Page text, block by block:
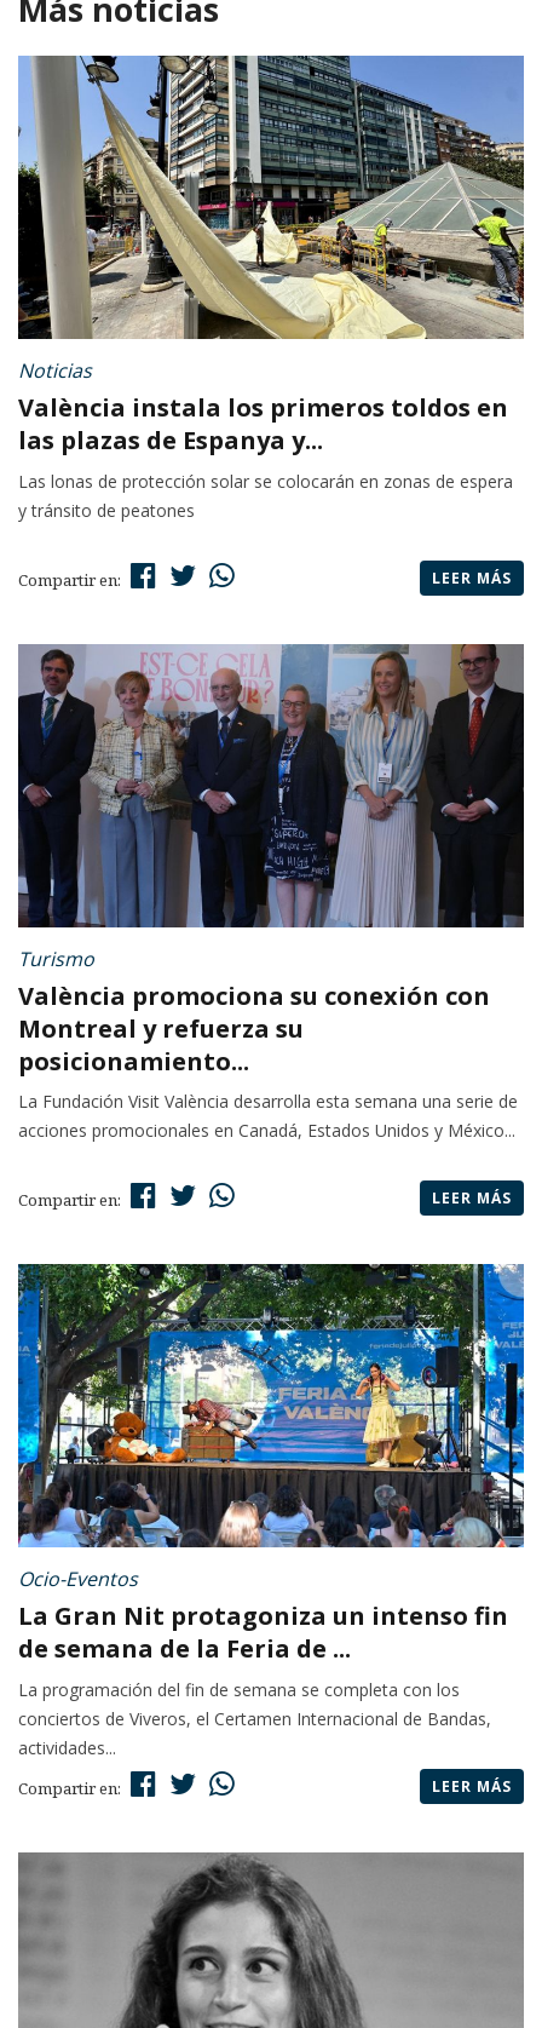
Más noticias
Noticias
València instala los primeros toldos en
las plazas de Espanya y...
Las lonas de protección solar se colocarán en zonas de espera
y tránsito de peatones
Compartir en: LEER MÁS
Turismo
València promociona su conexión con
Montreal y refuerza su
posicionamiento...
La Fundación Visit València desarrolla esta semana una serie de
acciones promocionales en Canadá, Estados Unidos y México...
Compartir en: LEER MÁS
Ocio-Eventos
La Gran Nit protagoniza un intenso fin
de semana de la Feria de ...
La programación del fin de semana se completa con los
conciertos de Viveros, el Certamen Internacional de Bandas,
actividades...
Compartir en: LEER MÁS